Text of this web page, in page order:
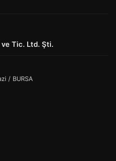
ve Tic. Ltd. Şti.
/ BURSA